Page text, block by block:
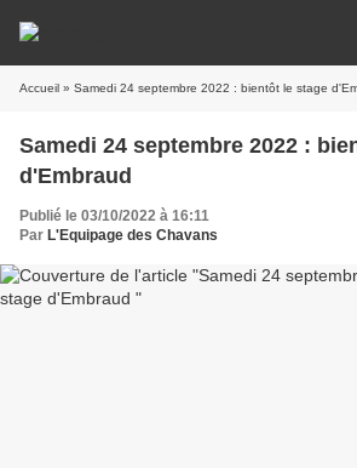
Accueil » Samedi 24 septembre 2022 : bientôt le stage
Samedi 24 septembre 2022 :
d'Embraud
Publié le 03/10/2022 à 16:11
Par L'Equipage des Chavans